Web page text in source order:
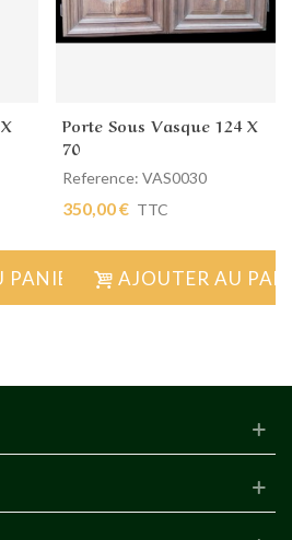
Porte Sous Vasque 124 X
70
Reference: VAS0030
350,00 € TTC
AJOUTER AU